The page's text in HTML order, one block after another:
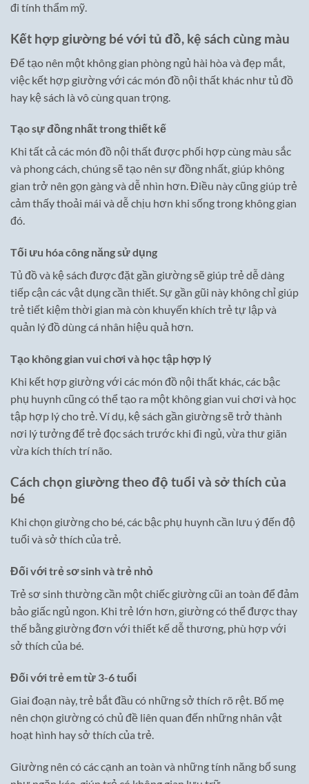
đi tính thẩm mỹ.
Kết hợp giường bé với tủ đồ, kệ sách cùng màu
Để tạo nên một không gian phòng ngủ hài hòa và đẹp mắt,
việc kết hợp giường với các món đồ nội thất khác như tủ đồ
hay kệ sách là vô cùng quan trọng.
Tạo sự đồng nhất trong thiết kế
Khi tất cả các món đồ nội thất được phối hợp cùng màu sắc
và phong cách, chúng sẽ tạo nên sự đồng nhất, giúp không
gian trở nên gọn gàng và dễ nhìn hơn. Điều này cũng giúp trẻ
cảm thấy thoải mái và dễ chịu hơn khi sống trong không gian
đó.
Tối ưu hóa công năng sử dụng
Tủ đồ và kệ sách được đặt gần giường sẽ giúp trẻ dễ dàng
tiếp cận các vật dụng cần thiết. Sự gần gũi này không chỉ giúp
trẻ tiết kiệm thời gian mà còn khuyến khích trẻ tự lập và
quản lý đồ dùng cá nhân hiệu quả hơn.
Tạo không gian vui chơi và học tập hợp lý
Khi kết hợp giường với các món đồ nội thất khác, các bậc
phụ huynh cũng có thể tạo ra một không gian vui chơi và học
tập hợp lý cho trẻ. Ví dụ, kệ sách gần giường sẽ trở thành
nơi lý tưởng để trẻ đọc sách trước khi đi ngủ, vừa thư giãn
vừa kích thích trí não.
Cách chọn giường theo độ tuổi và sở thích của
bé
Khi chọn giường cho bé, các bậc phụ huynh cần lưu ý đến độ
tuổi và sở thích của trẻ.
Đối với trẻ sơ sinh và trẻ nhỏ
Trẻ sơ sinh thường cần một chiếc giường cũi an toàn để đảm
bảo giấc ngủ ngon. Khi trẻ lớn hơn, giường có thể được thay
thế bằng giường đơn với thiết kế dễ thương, phù hợp với
sở thích của bé.
Đối với trẻ em từ 3-6 tuổi
Giai đoạn này, trẻ bắt đầu có những sở thích rõ rệt. Bố mẹ
nên chọn giường có chủ đề liên quan đến những nhân vật
hoạt hình hay sở thích của trẻ.
Giường nên có các cạnh an toàn và những tính năng bổ sung